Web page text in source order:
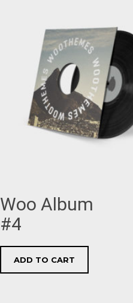
Woo Album
#4
ADD TO CART